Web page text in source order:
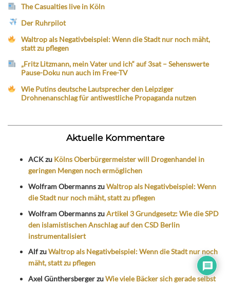
The Casualties live in Köln
Der Ruhrpilot
Waltrop als Negativbeispiel: Wenn die Stadt nur noch mäht,
statt zu pflegen
„Fritz Litzmann, mein Vater und ich“ auf 3sat – Sehenswerte
Pause-Doku nun auch im Free-TV
Wie Putins deutsche Lautsprecher den Leipziger
Drohnenanschlag für antiwestliche Propaganda nutzen
Aktuelle Kommentare
ACKzu Kölns Oberbürgermeister will Drogenhandel in
geringen Mengen noch ermöglichen
Wolfram ObermannszuWaltrop als Negativbeispiel: Wenn
die Stadt nur noch mäht, statt zu pflegen
Wolfram ObermannszuArtikel 3 Grundgesetz: Wie die SPD
den islamistischen Anschlag auf den CSD Berlin
instrumentalisiert
AlfzuWaltrop als Negativbeispiel: Wenn die Stadt nur noch
mäht, statt zu pflegen
Axel GünthersbergerzuWie viele Bäcker sich gerade selbst